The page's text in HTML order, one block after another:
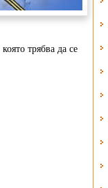
трябва да се